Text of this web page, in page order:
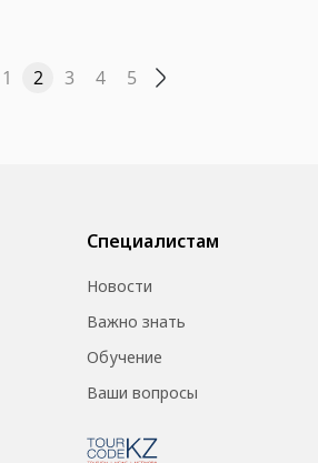
1 2 3 4 5
Специалистам
Новости
Важно знать
Обучение
Ваши вопросы